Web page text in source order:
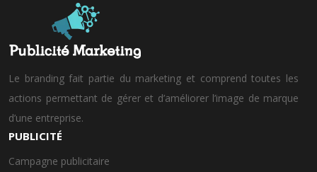
Le branding fait partie du marketing et comprend toutes les
actions permettant de gérer et d’améliorer l’image de marque
d’une entreprise.
PUBLICITÉ
Campagne publicitaire